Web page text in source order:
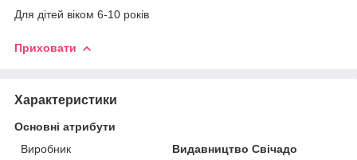
Для дітей віком 6-10 років
Приховати
Характеристики
Основні атрибути
Виробник
Видавництво Свічадо